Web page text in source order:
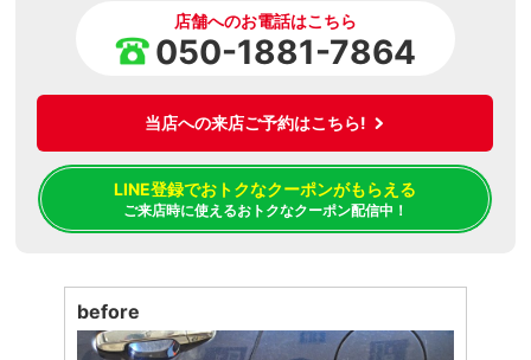
店舗へのお電話はこちら
050-1881-7864
当店への来店ご予約はこちら!
LINE登録でおトクなクーポンがもらえる
ご来店時に使えるおトクなクーポン配信中！
before